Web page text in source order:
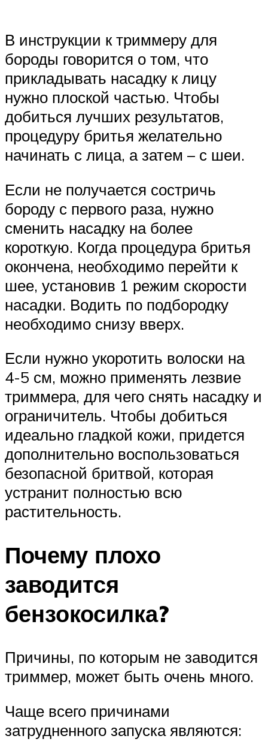
В инструкции к триммеру для
бороды говорится о том, что
прикладывать насадку к лицу
нужно плоской частью. Чтобы
добиться лучших результатов,
процедуру бритья желательно
начинать с лица, а затем – с шеи.
Если не получается состричь
бороду с первого раза, нужно
сменить насадку на более
короткую. Когда процедура бритья
окончена, необходимо перейти к
шее, установив 1 режим скорости
насадки. Водить по подбородку
необходимо снизу вверх.
Если нужно укоротить волоски на
4-5 см, можно применять лезвие
триммера, для чего снять насадку и
ограничитель. Чтобы добиться
идеально гладкой кожи, придется
дополнительно воспользоваться
безопасной бритвой, которая
устранит полностью всю
растительность.
Почему плохо
заводится
бензокосилка?
Причины, по которым не заводится
триммер, может быть очень много.
Чаще всего причинами
затрудненного запуска являются: